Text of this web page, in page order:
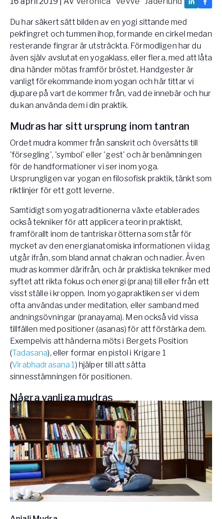
Så stöttar Yogobe patienter, förskrivare och sjukvården
FaR
Fysisk aktivitet på recept
Företag
Stöd till arbetsgivare, försäkringsbolag & organisationer
Arbetsgivare
Pausa Smart
Yogobe för yogalärare
Hotell & Konferens
Du har säkert sätt bilden av en yogi sittande med
pekfingret och tummen ihop, formande en cirkel medan
resterande fingrar är utsträckta. Förmodligen har du
även själv avslutat en yogaklass, eller flera, med att låta
dina händer mötas framför bröstet. Handgester är
vanligt förekommande inom yogan och här tittar vi
djupare på vart de kommer från, vad de innebär och hur
du kan använda dem i din praktik.
Mudras har sitt ursprung inom tantran
Ordet mudra kommer från sanskrit och översätts till
'försegling', 'symbol' eller 'gest' och är benämningen
för de handformationer vi ser inom yoga.
Ursprungligen var yogan en filosofisk praktik, tänkt som
riktlinjer för ett gott leverne.
Samtidigt som yogatraditionerna växte etablerades
också tekniker för att applicera teorin praktiskt,
framförallt inom de tantriska rötterna som står för
mycket av den energianatomiska informationen vi idag
utgår ifrån, som bland annat chakran och nadier. Även
mudras kommer därifrån, och är praktiska tekniker med
syftet att rikta fokus och energi (prana) till eller från ett
visst ställe i kroppen. Inom yogapraktiken ser vi dem
ofta användas under meditation, eller samband med
andningsövningar (pranayama). Men också vid vissa
tillfällen med positioner (asanas) för att förstärka dem.
Exempelvis att händerna möts i Bergets Position
(Tadasana), eller formar en pistol i Krigare 1
(Virabhadrasana 1) hjälper till att sätta
sinnesstämningen för positionen.
Några vanliga mudras